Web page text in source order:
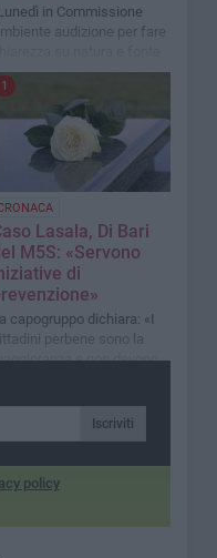
in Commissione
audizione per fare
emissioni”
1
Lasala, Di Bari
M5S: «Servono
di
capogruppo dichiara: «I
perbene sono la
e non devono
Iscriviti
policy